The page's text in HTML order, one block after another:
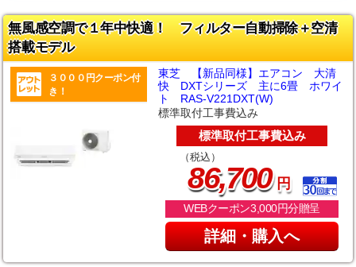
無風感空調で１年中快適！ フィルター自動掃除＋空清
搭載モデル
３０００円クーポン付
き！
東芝 【新品同様】エアコン 大清
快 DXTシリーズ 主に6畳 ホワイ
ト RAS-V221DXT(W)
標準取付工事費込み
標準取付工事費込み
（税込）
86,700円
WEBクーポン3,000円分贈呈
詳細・購入へ